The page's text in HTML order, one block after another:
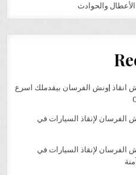
والحوادث
انقاذ |ونش الفرسان بيقدملك اسرع
الفرسان لإنقاذ السيارات في
الفرسان لإنقاذ السيارات في